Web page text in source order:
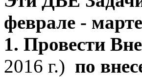
феврале -
1. Провести
2016 г.) по